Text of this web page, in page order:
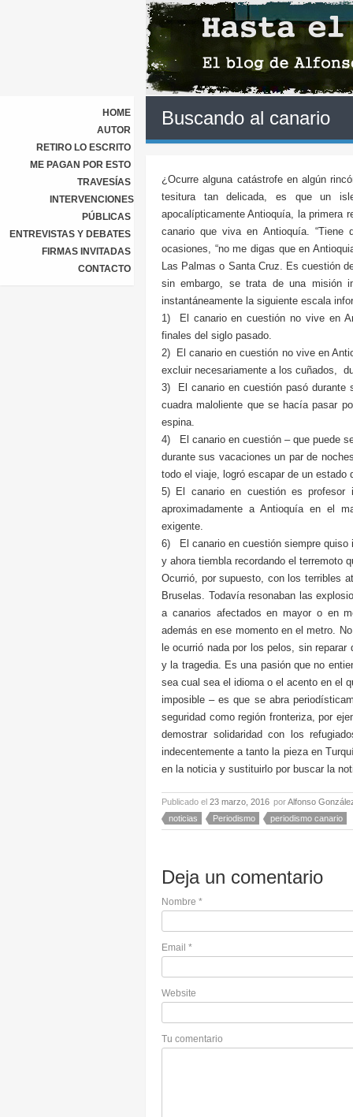
HOME
AUTOR
RETIRO LO ESCRITO
ME PAGAN POR ESTO
TRAVESÍAS
INTERVENCIONES
PÚBLICAS
ENTREVISTAS Y DEBATES
FIRMAS INVITADAS
CONTACTO
Buscando al canario
¿Ocurre alguna catástrofe en algún
tesitura tan delicada, es que un
apocalípticamente Antioquía, la primera
canario que viva en Antioquía. “Tiene
ocasiones, “no me digas que en
Las Palmas o Santa Cruz. Es cuestión
sin embargo, se trata de una misión
instantáneamente la siguiente escala
1) El canario en cuestión no vive en
finales del siglo pasado.
2) El canario en cuestión no vive en
excluir necesariamente a los cuñados,
3) El canario en cuestión pasó durante
cuadra maloliente que se hacía pasar
espina.
4) El canario en cuestión – que puede
durante sus vacaciones un par de
todo el viaje, logró escapar de un estado
5) El canario en cuestión es profesor
aproximadamente a Antioquía en el
exigente.
6) El canario en cuestión siempre quiso
y ahora tiembla recordando el terremoto
Ocurrió, por supuesto, con los terribles
Bruselas. Todavía resonaban las
a canarios afectados en mayor o en
además en ese momento en el metro.
le ocurrió nada por los pelos, sin
y la tragedia. Es una pasión que no
sea cual sea el idioma o el acento en el
imposible – es que se abra
seguridad como región fronteriza, por
demostrar solidaridad con los
indecentemente a tanto la pieza en
en la noticia y sustituirlo por buscar la
Publicado el 23 marzo, 2016 porAlfonso
noticias
Periodismo periodismo canario
Deja un comentario
Nombre *
Email *
Website
Tu comentario